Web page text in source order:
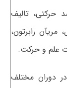
حرکتی، تالیف
رابرتون،
علم و حرکت.
دوران مختلف